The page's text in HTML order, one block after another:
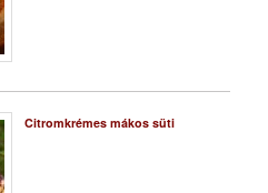
Citromkrémes mákos süti